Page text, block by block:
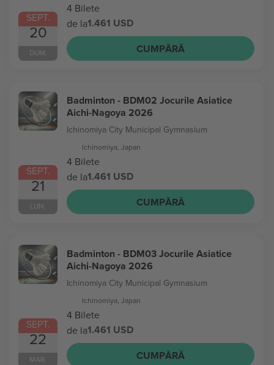
SEPT.
20
DUM.
4 Bilete
de la1.461 USD
CUMPĂRĂ
SEPT.
21
LUN.
Badminton - BDM02 Jocurile Asiatice
Aichi-Nagoya 2026
Ichinomiya City Municipal Gymnasium
Ichinomiya, Japan
4 Bilete
de la1.461 USD
CUMPĂRĂ
SEPT.
22
MAR.
Badminton - BDM03 Jocurile Asiatice
Aichi-Nagoya 2026
Ichinomiya City Municipal Gymnasium
Ichinomiya, Japan
4 Bilete
de la1.461 USD
CUMPĂRĂ